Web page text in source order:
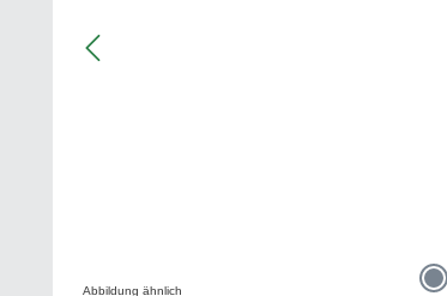
Abbildung ähnlich